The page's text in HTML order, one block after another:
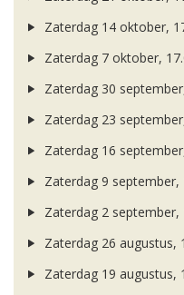
Zaterdag 14 oktober,
Zaterdag 7 oktober,
Zaterdag 30
Zaterdag 23
Zaterdag 16
Zaterdag 9 september,
Zaterdag 2 september,
Zaterdag 26 augustus,
Zaterdag 19 augustus,